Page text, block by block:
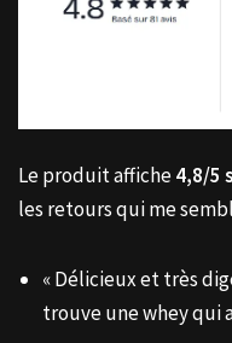
Le produit affiche4,8/5
les retours qui me
« Délicieux et très
trouve une whey qui